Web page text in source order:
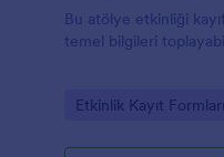
Bu atölye etkinliği
temel bilgileri
Go to Category:
Etkinlik Kayıt Formları